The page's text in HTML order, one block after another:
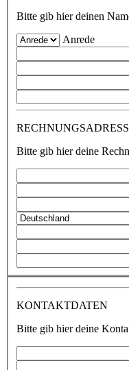
Bitte gib hier deinen
Anrede
Bitte gib hier deine
KONTAKTDATEN
Bitte gib hier deine